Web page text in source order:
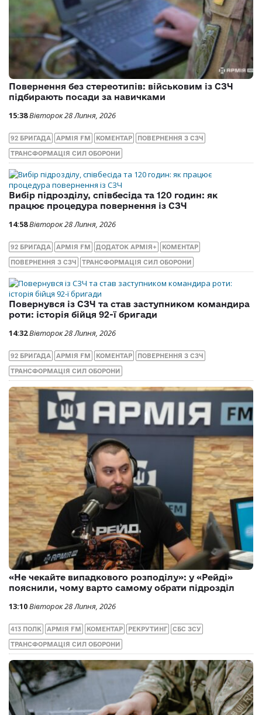
Повернення без стереотипів: військовим із СЗЧ
підбирають посади за навичками
15:38Вівторок 28 Липня, 2026
92 БРИГАДА АРМІЯ FM КОМЕНТАР ПОВЕРНЕННЯ З СЗЧ
ТРАНСФОРМАЦІЯ СИЛ ОБОРОНИ
Вибір підрозділу, співбесіда та 120 годин: як
працює процедура повернення із СЗЧ
14:58Вівторок 28 Липня, 2026
92 БРИГАДА АРМІЯ FM ДОДАТОК АРМІЯ+ КОМЕНТАР
ПОВЕРНЕННЯ З СЗЧ ТРАНСФОРМАЦІЯ СИЛ ОБОРОНИ
Повернувся із СЗЧ та став заступником командира
роти: історія бійця 92-ї бригади
14:32Вівторок 28 Липня, 2026
92 БРИГАДА АРМІЯ FM КОМЕНТАР ПОВЕРНЕННЯ З СЗЧ
ТРАНСФОРМАЦІЯ СИЛ ОБОРОНИ
«Не чекайте випадкового розподілу»: у «Рейді»
пояснили, чому варто самому обрати підрозділ
13:10Вівторок 28 Липня, 2026
413 ПОЛК АРМІЯ FM КОМЕНТАР РЕКРУТИНГ СБС ЗСУ
ТРАНСФОРМАЦІЯ СИЛ ОБОРОНИ